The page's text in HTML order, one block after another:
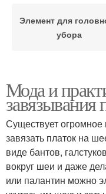
Элемент для
убора
Элементы к
уборам
Убор под пальто
Мода и
завязывания
Существует
завязать платок на
виде бантов,
вокруг шеи и даже
или палантин можно